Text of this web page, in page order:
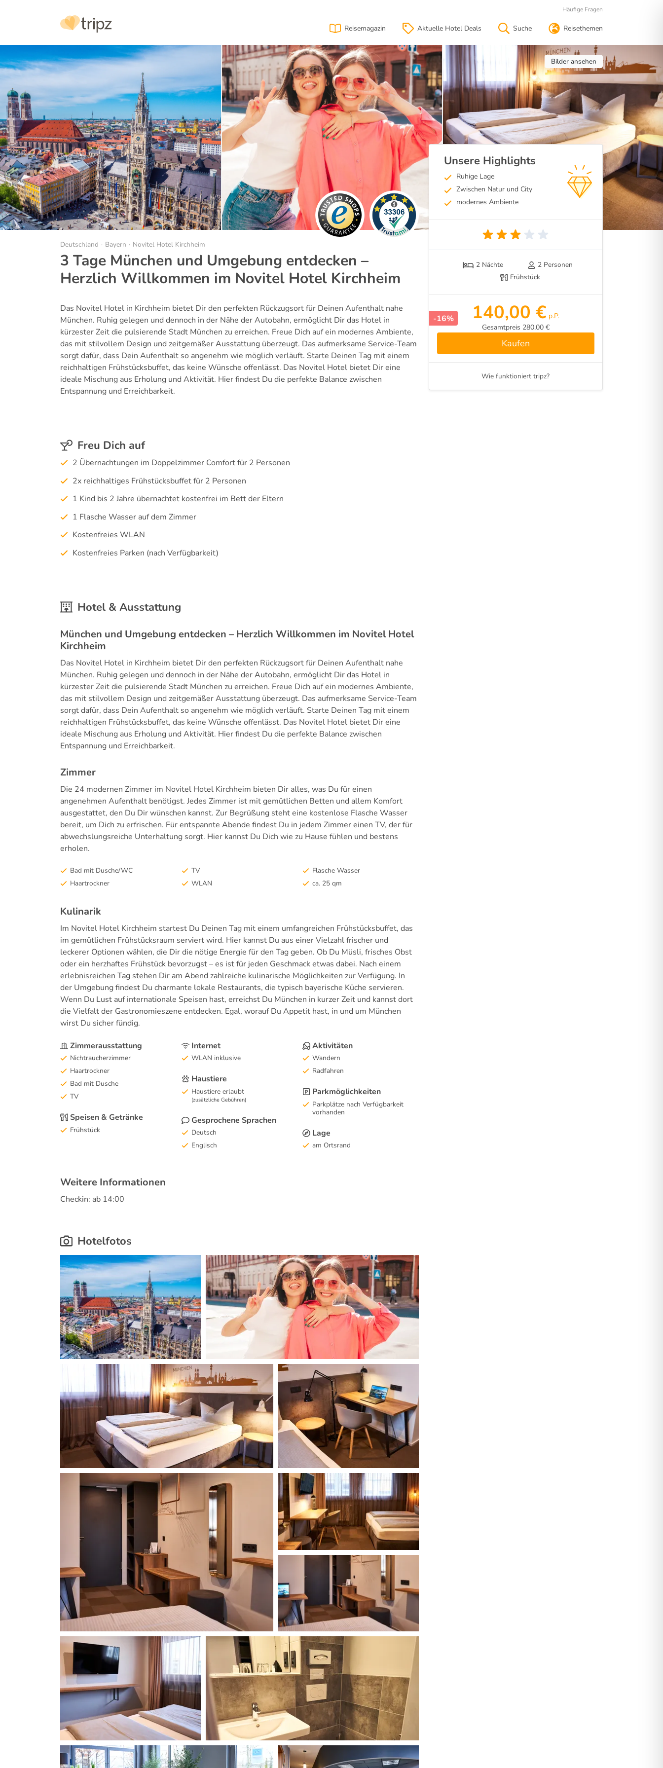
Reisemagazin Aktuelle Hotel Deals Suche Reisethemen
Häufige Fragen
Bilder ansehen
Hotel& Ausstattung Bilder Urlaubsregion Lage& Anfahrt
Deutschland Bayern Novitel Hotel Kirchheim
3 Tage München und Umgebung entdecken –
Herzlich Willkommen im Novitel Hotel Kirchheim
Das Novitel Hotel in Kirchheim bietet Dir den perfekten Rückzugsort für Deinen Aufenthalt nahe
München. Ruhig gelegen und dennoch in der Nähe der Autobahn, ermöglicht Dir das Hotel in
kürzester Zeit die pulsierende Stadt München zu erreichen. Freue Dich auf ein modernes Ambiente,
das mit stilvollem Design und zeitgemäßer Ausstattung überzeugt. Das aufmerksame Service-Team
sorgt dafür, dass Dein Aufenthalt so angenehm wie möglich verläuft. Starte Deinen Tag mit einem
reichhaltigen Frühstücksbuffet, das keine Wünsche offenlässt. Das Novitel Hotel bietet Dir eine
ideale Mischung aus Erholung und Aktivität. Hier findest Du die perfekte Balance zwischen
Entspannung und Erreichbarkeit.
Freu Dich auf
2 Übernachtungen im Doppelzimmer Comfort für 2 Personen
2x reichhaltiges Frühstücksbuffet für 2 Personen
1 Kind bis 2 Jahre übernachtet kostenfrei im Bett der Eltern
1 Flasche Wasser auf dem Zimmer
Kostenfreies WLAN
Kostenfreies Parken (nach Verfügbarkeit)
Hotel & Ausstattung
München und Umgebung entdecken – Herzlich Willkommen im Novitel Hotel
Kirchheim
Das Novitel Hotel in Kirchheim bietet Dir den perfekten Rückzugsort für Deinen Aufenthalt nahe
München. Ruhig gelegen und dennoch in der Nähe der Autobahn, ermöglicht Dir das Hotel in
kürzester Zeit die pulsierende Stadt München zu erreichen. Freue Dich auf ein modernes Ambiente,
das mit stilvollem Design und zeitgemäßer Ausstattung überzeugt. Das aufmerksame Service-Team
sorgt dafür, dass Dein Aufenthalt so angenehm wie möglich verläuft. Starte Deinen Tag mit einem
reichhaltigen Frühstücksbuffet, das keine Wünsche offenlässt. Das Novitel Hotel bietet Dir eine
ideale Mischung aus Erholung und Aktivität. Hier findest Du die perfekte Balance zwischen
Entspannung und Erreichbarkeit.
Zimmer
Die 24 modernen Zimmer im Novitel Hotel Kirchheim bieten Dir alles, was Du für einen
angenehmen Aufenthalt benötigst. Jedes Zimmer ist mit gemütlichen Betten und allem Komfort
ausgestattet, den Du Dir wünschen kannst. Zur Begrüßung steht eine kostenlose Flasche Wasser
bereit, um Dich zu erfrischen. Für entspannte Abende findest Du in jedem Zimmer einen TV, der für
abwechslungsreiche Unterhaltung sorgt. Hier kannst Du Dich wie zu Hause fühlen und bestens
erholen.
Bad mit Dusche/WC
Haartrockner
TV
WLAN
Flasche Wasser
ca. 25 qm
Kulinarik
Im Novitel Hotel Kirchheim startest Du Deinen Tag mit einem umfangreichen Frühstücksbuffet, das
im gemütlichen Frühstücksraum serviert wird. Hier kannst Du aus einer Vielzahl frischer und
leckerer Optionen wählen, die Dir die nötige Energie für den Tag geben. Ob Du Müsli, frisches Obst
oder ein herzhaftes Frühstück bevorzugst – es ist für jeden Geschmack etwas dabei. Nach einem
erlebnisreichen Tag stehen Dir am Abend zahlreiche kulinarische Möglichkeiten zur Verfügung. In
der Umgebung findest Du charmante lokale Restaurants, die typisch bayerische Küche servieren.
Wenn Du Lust auf internationale Speisen hast, erreichst Du München in kurzer Zeit und kannst dort
die Vielfalt der Gastronomieszene entdecken. Egal, worauf Du Appetit hast, in und um München
wirst Du sicher fündig.
Zimmerausstattung
Nichtraucherzimmer
Haartrockner
Bad mit Dusche
TV
Speisen & Getränke
Frühstück
Internet
WLAN inklusive
Haustiere
Haustiere erlaubt
(zusätzliche Gebühren)
Gesprochene Sprachen
Deutsch
Englisch
Aktivitäten
Wandern
Radfahren
Parkmöglichkeiten
Parkplätze nach Verfügbarkeit
vorhanden
Lage
am Ortsrand
Weitere Informationen
Checkin: ab 14:00
Hotelfotos
Unsere Highlights
Ruhige Lage
Zwischen Natur und City
modernes Ambiente
2 Nächte
2 Personen
Frühstück
-16% 140,00 € p.P.
Gesamtpreis 280,00 €
Kaufen
Wie funktioniert tripz?